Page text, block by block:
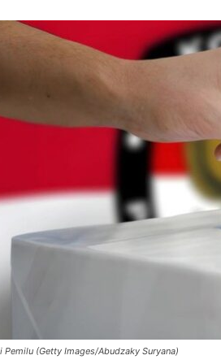
Pemilu (Getty Images/Abudzaky Suryana)